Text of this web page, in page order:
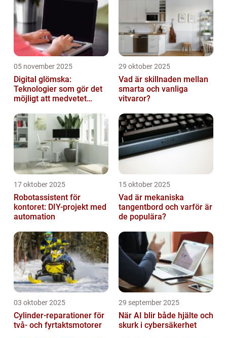
05 november 2025
Digital glömska:
Teknologier som gör det
möjligt att medvetet
29 oktober 2025
Vad är skillnaden mellan
smarta och vanliga
vitvaror?
17 oktober 2025
Robotassistent för
kontoret: DIY-projekt med
automation
15 oktober 2025
Vad är mekaniska
tangentbord och varför är
de populära?
03 oktober 2025
Cylinder-reparationer för
två- och fyrtaktsmotorer
29 september 2025
När AI blir både hjälte och
skurk i cybersäkerhet